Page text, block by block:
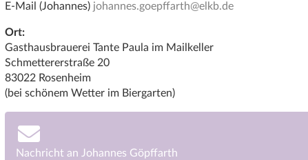
E-Mail (Johannes) johannes.goepffarth@elkb.de
Ort:
Gasthausbrauerei Tante Paula im Mailkeller
Schmettererstraße 20
83022 Rosenheim
(bei schönem Wetter im Biergarten)
Nachricht an Johannes Göpffarth